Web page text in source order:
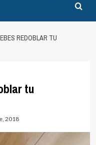
REDOBLAR TU
tu
2018